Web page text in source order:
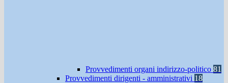
Provvedimenti organi indirizzo-politico 81
Provvedimenti dirigenti - amministrativi 18